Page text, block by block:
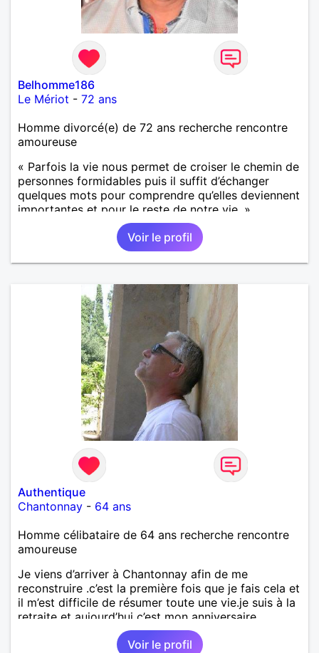
Belhomme186
Le Mériot - 72 ans
Homme divorcé(e) de 72 ans recherche rencontre
amoureuse
« Parfois la vie nous permet de croiser le chemin de
personnes formidables puis il suffit d’échanger
quelques mots pour comprendre qu’elles deviennent
importantes et pour le reste de notre vie. »
Voir le profil
Authentique
Chantonnay - 64 ans
Homme célibataire de 64 ans recherche rencontre
amoureuse
Je viens d’arriver à Chantonnay afin de me
reconstruire .c’est la première fois que je fais cela et
il m’est difficile de résumer toute une vie.je suis à la
retraite et aujourd’hui c’est mon anniversaire
!J’aimerais rencontrer quelqu’un qui partage les
mêmes valeurs qui font de quelqu’un un être humain
Voir le profil